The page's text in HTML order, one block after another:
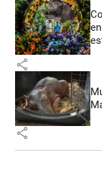
share
share